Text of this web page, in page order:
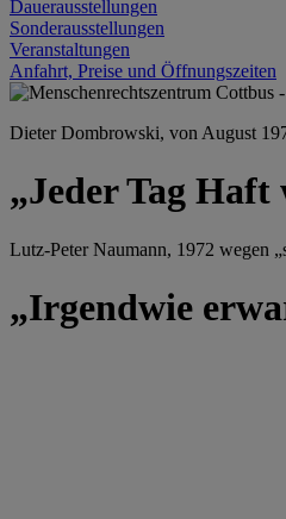
Dauerausstellungen
Sonderausstellungen
Veranstaltungen
Anfahrt, Preise und Öffnungszeiten
Dieter Dombrowski, von August
„Jeder Tag
Lutz-Peter Naumann, 1972 wegen
„Irgendwie